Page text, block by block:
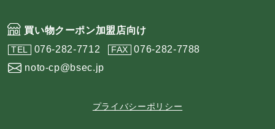
買い物クーポン加盟店向け
TEL 076-282-7712 FAX
076-282-7788
noto-cp@bsec.jp
プライバシーポリシー